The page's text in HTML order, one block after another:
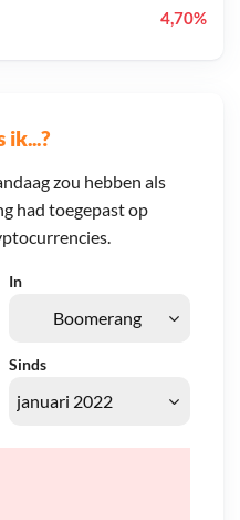
ik...?
zou hebben als
had toegepast op
In
Sinds
4,70%